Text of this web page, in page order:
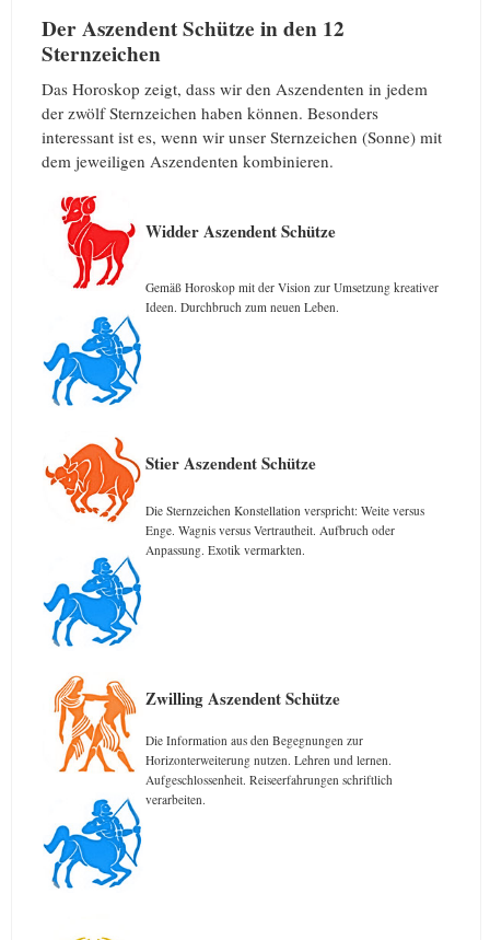
Der Aszendent Schütze in den 12
Sternzeichen
Das Horoskop zeigt, dass wir den Aszendenten in jedem
der zwölf Sternzeichen haben können. Besonders
interessant ist es, wenn wir unser Sternzeichen (Sonne) mit
dem jeweiligen Aszendenten kombinieren.
Widder Aszendent Schütze
Gemäß Horoskop mit der Vision zur Umsetzung kreativer
Ideen. Durchbruch zum neuen Leben.
Stier Aszendent Schütze
Die Sternzeichen Konstellation verspricht: Weite versus
Enge. Wagnis versus Vertrautheit. Aufbruch oder
Anpassung. Exotik vermarkten.
Zwilling Aszendent Schütze
Die Information aus den Begegnungen zur
Horizonterweiterung nutzen. Lehren und lernen.
Aufgeschlossenheit. Reiseerfahrungen schriftlich
verarbeiten.